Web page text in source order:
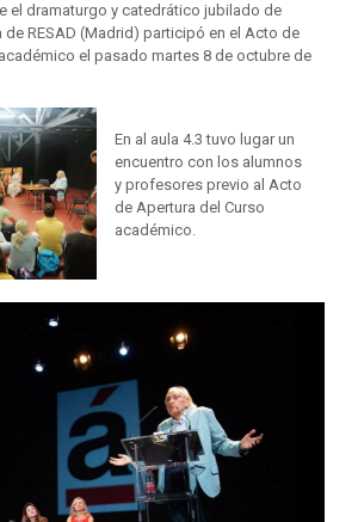
el dramaturgo y catedrático jubilado de
de RESAD (Madrid) participó en el Acto de
el pasado martes 8 de octubre de
En al aula 4.3 tuvo lugar un
encuentro con los alumnos
y profesores previo al Acto
de Apertura del Curso
académico.